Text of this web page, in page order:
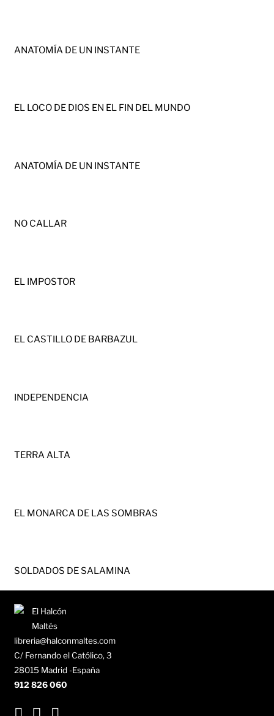
ANATOMÍA DE UN INSTANTE
EL LOCO DE DIOS EN EL FIN DEL MUNDO
ANATOMÍA DE UN INSTANTE
NO CALLAR
EL IMPOSTOR
EL CASTILLO DE BARBAZUL
INDEPENDENCIA
TERRA ALTA
EL MONARCA DE LAS SOMBRAS
SOLDADOS DE SALAMINA
libreria@halconmaltes.com
C/ Fernando el Católico, 3
28015 Madrid -España
912 826 060